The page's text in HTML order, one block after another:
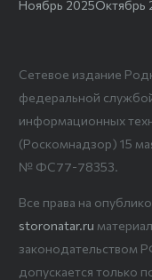
Ноябрь 2025Октябрь
Сетевое издание
федеральной
информационных
(Роскомнадзор) 15
№ ФС77-78353.
Все права на
storonatar.ru
законодательством
допускается только